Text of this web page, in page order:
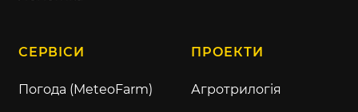
СЕРВІСИ
Погода (MeteoFarm)
ПРОЕКТИ
Агротрилогія